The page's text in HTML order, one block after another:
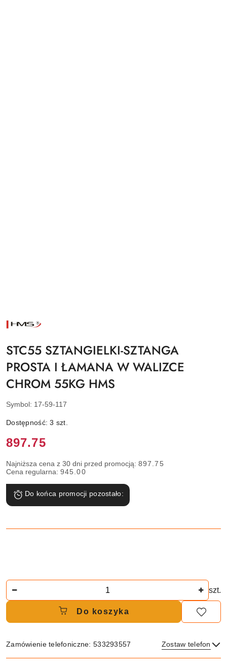
NAZWA
PRODUCENTA:
STC55 SZTANGIELKI-SZTANGA
PROSTA I ŁAMANA W WALIZCE
CHROM 55KG HMS
Symbol: 17-59-117
Dostępność:3 szt.
Cena:
897.75
Najniższa cena z 30 dni przed promocją: 897.75
Cena regularna: 945.00
Do końca promocji pozostało:
szt.
Do koszyka
Zamówienie telefoniczne: 533293557 Zostaw telefon